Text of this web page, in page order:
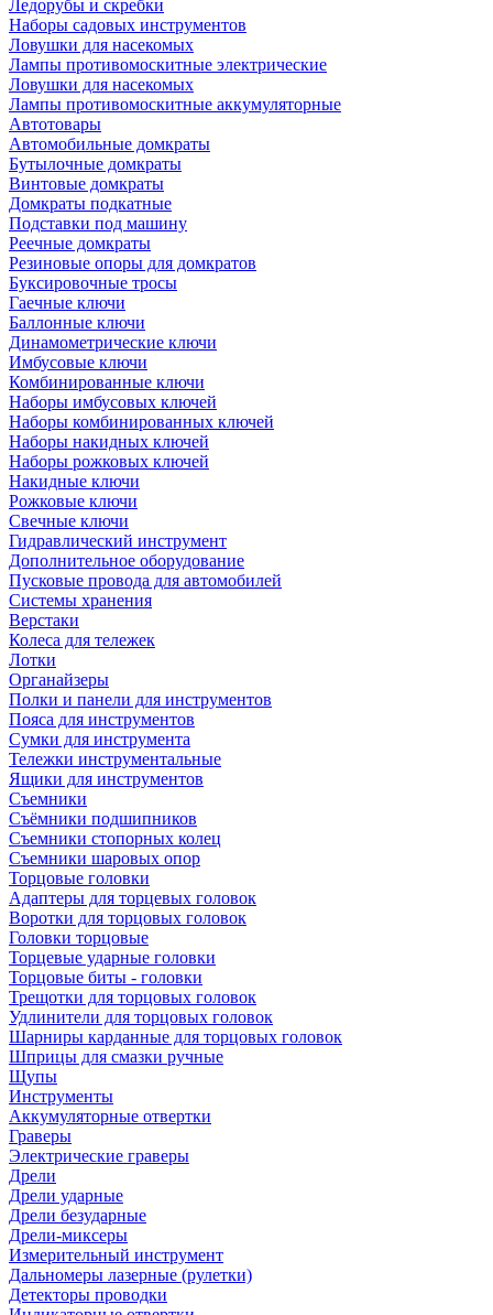
Ледорубы и скребки
Наборы садовых инструментов
Ловушки для насекомых
Лампы противомоскитные электрические
Ловушки для насекомых
Лампы противомоскитные аккумуляторные
Автотовары
Автомобильные домкраты
Бутылочные домкраты
Винтовые домкраты
Домкраты подкатные
Подставки под машину
Реечные домкраты
Резиновые опоры для домкратов
Буксировочные тросы
Гаечные ключи
Баллонные ключи
Динамометрические ключи
Имбусовые ключи
Комбинированные ключи
Наборы имбусовых ключей
Наборы комбинированных ключей
Наборы накидных ключей
Наборы рожковых ключей
Накидные ключи
Рожковые ключи
Свечные ключи
Гидравлический инструмент
Дополнительное оборудование
Пусковые провода для автомобилей
Системы хранения
Верстаки
Колеса для тележек
Лотки
Органайзеры
Полки и панели для инструментов
Пояса для инструментов
Сумки для инструмента
Тележки инструментальные
Ящики для инструментов
Съемники
Съёмники подшипников
Съемники стопорных колец
Съемники шаровых опор
Торцовые головки
Адаптеры для торцевых головок
Воротки для торцовых головок
Головки торцовые
Торцевые ударные головки
Торцовые биты - головки
Трещотки для торцовых головок
Удлинители для торцовых головок
Шарниры карданные для торцовых головок
Шприцы для смазки ручные
Щупы
Инструменты
Аккумуляторные отвертки
Граверы
Электрические граверы
Дрели
Дрели ударные
Дрели безударные
Дрели-миксеры
Измерительный инструмент
Дальномеры лазерные (рулетки)
Детекторы проводки